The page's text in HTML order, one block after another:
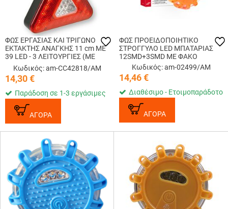
ΦΩΣ ΕΡΓΑΣΙΑΣ ΚΑΙ ΤΡΙΓΩΝΟ
ΕΚΤΑΚΤΗΣ ΑΝΑΓΚΗΣ 11 cm ΜΕ
39 LED - 3 ΛΕΙΤΟΥΡΓΙΕΣ (ΜΕ
ΜΑΓΝΗΤΗ/ΓΑΝΤΖΟ) ΑΜΙΟ - 1
ΤΕΜ.
Κωδικός: am-CC42818/AM
14,30€
Παράδοση σε 1-3 εργάσιμες
ΑΓΟΡΑ
ΦΩΣ ΠΡΟΕΙΔΟΠΟΙΗΤΙΚΟ
ΣΤΡΟΓΓΥΛΟ LED ΜΠΑΤΑΡΙΑΣ
12SMD+3SMD ΜΕ ΦΑΚΟ
Κωδικός: am-02499/AM
14,46€
Διαθέσιμο - Ετοιμοπαράδοτο
ΑΓΟΡΑ